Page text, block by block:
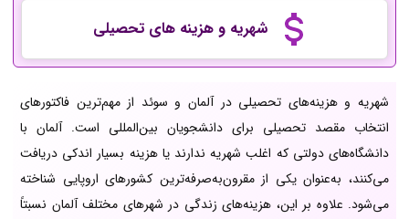
شهریه و هزینه های تحصیلی
شهریه و هزینه‌های تحصیلی در آلمان و سوئد از مهم‌ترین فاکتورهای
انتخاب مقصد تحصیلی برای دانشجویان بین‌المللی است. آلمان با
دانشگاه‌های دولتی که اغلب شهریه ندارند یا هزینه بسیار اندکی دریافت
می‌کنند، به‌عنوان یکی از مقرون‌به‌صرفه‌ترین کشورهای اروپایی شناخته
می‌شود. علاوه بر این، هزینه‌های زندگی در شهرهای مختلف آلمان نسبتاً